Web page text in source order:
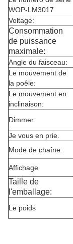
WOP-LM3017
Voltage:
Consommation
de puissance
maximale:
Angle du faisceau:
Le mouvement de
la poêle:
Le mouvement en
inclinaison:
Dimmer:
Je vous en prie.
Mode de chaîne:
Affichage
Taille de
l'emballage:
Le poids